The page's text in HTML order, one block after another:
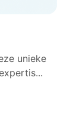
unieke